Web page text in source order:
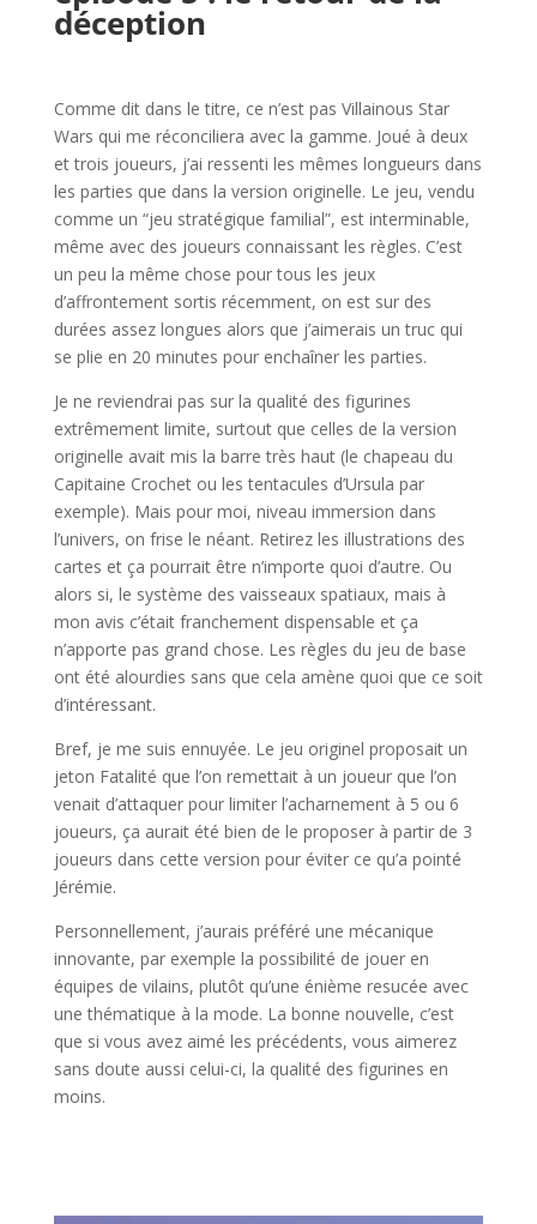
déception
Comme dit dans le titre, ce n’est pas Villainous Star
Wars qui me réconciliera avec la gamme. Joué à deux
et trois joueurs, j’ai ressenti les mêmes longueurs dans
les parties que dans la version originelle. Le jeu, vendu
comme un “jeu stratégique familial”, est interminable,
même avec des joueurs connaissant les règles. C’est
un peu la même chose pour tous les jeux
d’affrontement sortis récemment, on est sur des
durées assez longues alors que j’aimerais un truc qui
se plie en 20 minutes pour enchaîner les parties.
Je ne reviendrai pas sur la qualité des figurines
extrêmement limite, surtout que celles de la version
originelle avait mis la barre très haut (le chapeau du
Capitaine Crochet ou les tentacules d’Ursula par
exemple). Mais pour moi, niveau immersion dans
l’univers, on frise le néant. Retirez les illustrations des
cartes et ça pourrait être n’importe quoi d’autre. Ou
alors si, le système des vaisseaux spatiaux, mais à
mon avis c’était franchement dispensable et ça
n’apporte pas grand chose. Les règles du jeu de base
ont été alourdies sans que cela amène quoi que ce soit
d’intéressant.
Bref, je me suis ennuyée. Le jeu originel proposait un
jeton Fatalité que l’on remettait à un joueur que l’on
venait d’attaquer pour limiter l’acharnement à 5 ou 6
joueurs, ça aurait été bien de le proposer à partir de 3
joueurs dans cette version pour éviter ce qu’a pointé
Jérémie.
Personnellement, j’aurais préféré une mécanique
innovante, par exemple la possibilité de jouer en
équipes de vilains, plutôt qu’une énième resucée avec
une thématique à la mode. La bonne nouvelle, c’est
que si vous avez aimé les précédents, vous aimerez
sans doute aussi celui-ci, la qualité des figurines en
moins.